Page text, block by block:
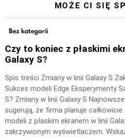
MOŻE CI SIĘ
Bez kategorii
Czy to koniec z płaskimi
Galaxy S?
Spis treści Zmiany w linii Galaxy S
Sukces modeli Edge Eksperymenty
S? Zmiany w linii Galaxy S
sugerują, że firma planuje
modeli z płaskim ekranem w linii
zakrzywionym wyświetlaczem.